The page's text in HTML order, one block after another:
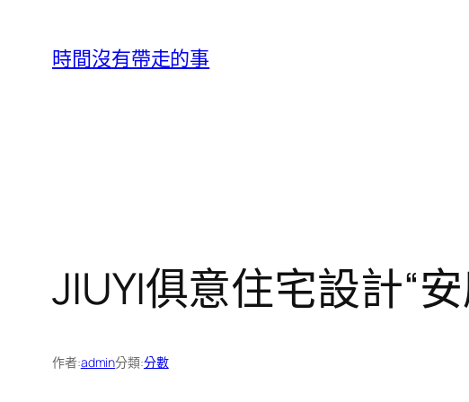
時間沒有帶走的事
JIUYI俱意住宅設計“
作者:admin分類:分數